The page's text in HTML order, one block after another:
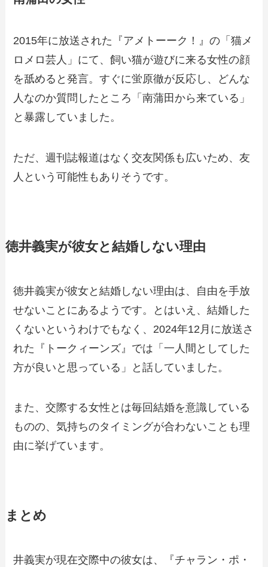
2015年に放送された『アメトーーク！』の「猫メ
ロメロ芸人」にて、飼い猫が遊びに来る女性の顔
を舐めると発言。すぐに蛍原徹が反応し、どんな
人なのか質問したところ「南蒲田から来ている」
と暴露していました。
ただ、週刊誌報道はなく交友関係も広いため、友
人という可能性もありそうです。
徳井義実が彼女と結婚しない理由
徳井義実が彼女と結婚しない理由は、自由を手放
せないことにあるようです。とはいえ、結婚した
くないというわけでもなく、2024年12月に放送さ
れた『トークィーンズ』では「一人間としてした
方が良いと思っている」と話していました。
また、交際する女性とは毎回結婚を意識している
ものの、気持ちのタイミングが合わないことも理
由に挙げています。
まとめ
井義実が現在交際中の彼女は、『チャラン・ポ・